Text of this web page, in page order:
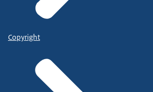
Copyright